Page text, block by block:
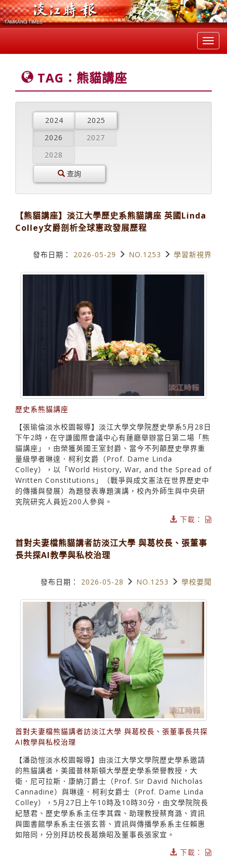
TAG：熊貓講座
2024
2025
2026
2027
2028
查詢
【熊貓講座】淡江大學歷史系熊貓講座 英國Linda
Colley女爵剖析全球憲政發展歷程
發布日期： 2026-05-29 NO.1253 學習新視界
歷史系熊貓講座
【張瑜倫淡水校園報導】淡江大學文學院歷史學系5月28日
下午2時，在守謙國際會議中心有蓮廳舉辦當日第二場「熊
貓講座」，由榮獲英國王室封爵、當今不列顛歷史學界重
量級學者琳達．柯利女爵（Prof. Dame Linda
Colley），以「World History, War, and the Spread of
Written Constitutions」（戰爭與成文憲法在世界歷史中
的傳播與發展）為題發表專題演講，校內外師生與中央研
究院研究人員近200人參與。
下載：
首對夫妻檔熊貓講者訪淡江大學 與葛校長、張董事
長共探AI教學與私校治理
發布日期： 2026-05-28 NO.1253 學校要聞
首對夫妻檔熊貓講者訪淡江大學 與葛校長、張董事長共探
AI教學與私校治理
【潘劭愷淡水校園報導】由淡江大學文學院歷史學系邀請
的熊貓講者，美國普林斯頓大學歷史學系榮譽教授，大
衛．尼可拉斯．康納汀爵士（Prof. Sir David Nicholas
Cannadine）與琳達．柯利女爵士（Prof. Dame Linda
Colley），5月27日上午10時及10時30分，由文學院院長
紀慧君、歷史學系系主任李其霖、助理教授蔡育潞、資訊
與圖書館學系系主任張玄菩、資訊與傳播學系系主任賴惠
如陪同，分別拜訪校長葛煥昭及董事長張家宜。
下載：